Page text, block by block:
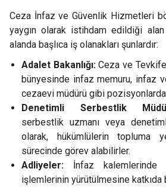
Ceza İnfaz ve Güvenlik Hizmetleri
yaygın olarak istihdam edildiği
alanda başlıca iş olanakları şunlardır:
Adalet Bakanlığı:Ceza ve
bünyesinde infaz memuru, infaz
cezaevi müdürü gibi
Denetimli Serbestlik
serbestlik uzmanı veya
olarak, hükümlülerin topluma
sürecinde görev alabilirler.
Adliyeler: İnfaz kalemlerinde
işlemlerinin yürütülmesine katkıda